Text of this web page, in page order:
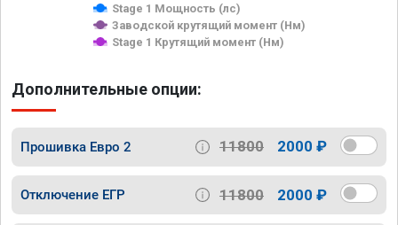
Stage 1 Мощность (лс)
Заводской крутящий момент (Нм)
Stage 1 Крутящий момент (Нм)
Дополнительные опции:
Прошивка Евро 2 11800 2000 ₽
Отключение ЕГР 11800 2000 ₽